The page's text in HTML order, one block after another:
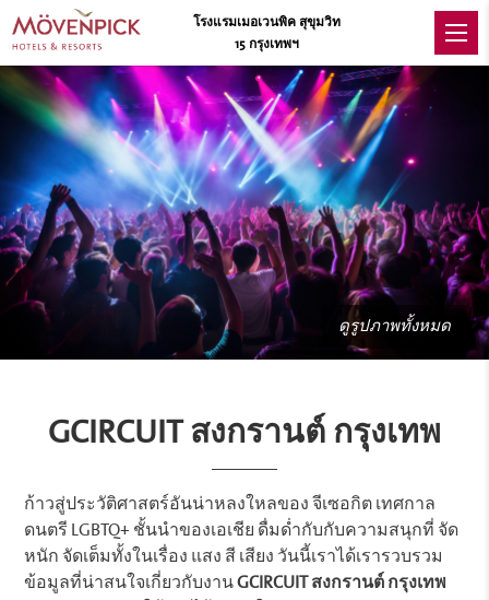
ดูรูปภาพทั้งหมด
GCIRCUIT สงกรานต์ กรุงเทพ
ก้าวสู่ประวัติศาสตร์อันน่าหลงใหลของ จีเซอกิต เทศกาล
ดนตรี LGBTQ+ ชั้นนำของเอเชีย ดื่มด่ำกับกับความสนุกที่ จัด
หนัก จัดเต็มทั้งในเรื่อง แสง สี เสียง วันนี้เราได้เรารวบรวม
ข้อมูลที่น่าสนใจเกี่ยวกับงานGCIRCUIT สงกรานต์ กรุงเทพ
โรงแรมเมอเวนพิค สุขุมวิท
15 กรุงเทพฯ